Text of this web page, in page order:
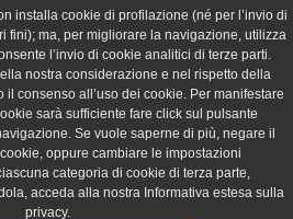
installa cookie di profilazione (né per l’invio di
fini); ma, per migliorare la navigazione, utilizza
l’invio di cookie analitici di terze parti.
nostra considerazione e nel rispetto della
consenso all’uso dei cookie. Per manifestare
sarà sufficiente fare click sul pulsante
Se vuole saperne di più, negare il
oppure cambiare le impostazioni
categoria di cookie di terza parte,
acceda alla nostra Informativa estesa sulla
privacy.